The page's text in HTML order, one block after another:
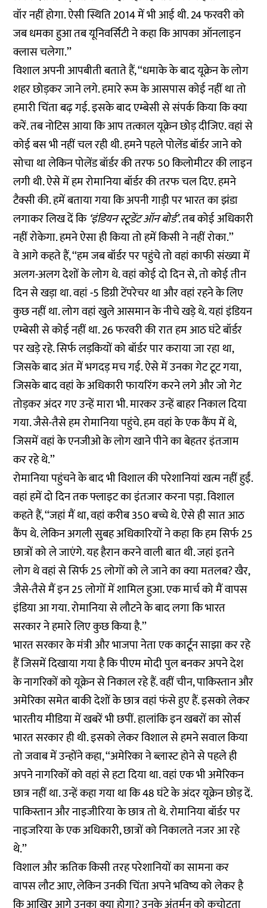
वॉर नहीं होगा. ऐसी स्थिति 2014 में भी आई थी. 24 फरवरी को
जब धमका हुआ तब यूनिवर्सिटी ने कहा कि आपका ऑनलाइन
क्लास चलेगा.’’
विशाल अपनी आपबीती बताते हैं, ‘‘धमाके के बाद यूक्रेन के लोग
शहर छोड़कर जाने लगे. हमारे रूम के आसपास कोई नहीं था तो
हमारी चिंता बढ़ गई. इसके बाद एम्बेसी से संपर्क किया कि क्या
करें. तब नोटिस आया कि आप तत्काल यूक्रेन छोड़ दीजिए. वहां से
कोई बस भी नहीं चल रही थी. हमने पहले पोलेंड बॉर्डर जाने को
सोचा था लेकिन पोलेंड बॉर्डर की तरफ 50 किलोमीटर की लाइन
लगी थी. ऐसे में हम रोमानिया बॉर्डर की तरफ चल दिए. हमने
टैक्सी की. हमें बताया गया कि अपनी गाड़ी पर भारत का झंडा
लगाकर लिख दें कि‘इंडियन स्टूडेंट ऑन बोर्ड’. तब कोई अधिकारी
नहीं रोकेगा. हमने ऐसा ही किया तो हमें किसी ने नहीं रोका.’’
वे आगे कहते हैं, ‘‘हम जब बॉर्डर पर पहुंचे तो वहां काफी संख्या में
अलग-अलग देशों के लोग थे. वहां कोई दो दिन से, तो कोई तीन
दिन से खड़ा था. वहां -5 डिग्री टेंपरेचर था और वहां रहने के लिए
कुछ नहीं था. लोग वहां खुले आसमान के नीचे खड़े थे. यहां इंडियन
एम्बेसी से कोई नहीं था. 26 फरवरी की रात हम आठ घंटे बॉर्डर
पर खड़े रहे. सिर्फ लड़कियों को बॉर्डर पार कराया जा रहा था,
जिसके बाद अंत में भगदड़ मच गई. ऐसे में उनका गेट टूट गया,
जिसके बाद वहां के अधिकारी फायरिंग करने लगे और जो गेट
तोड़कर अंदर गए उन्हें मारा भी. मारकर उन्हें बाहर निकाल दिया
गया. जैसे-तैसे हम रोमानिया पहुंचे. हम वहां के एक कैंप में थे,
जिसमें वहां के एनजीओ के लोग खाने पीने का बेहतर इंतजाम
कर रहे थे.’’
रोमानिया पहुंचने के बाद भी विशाल की परेशानियां खत्म नहीं हुईं.
वहां हमें दो दिन तक फ्लाइट का इंतजार करना पड़ा. विशाल
कहते हैं, ‘‘जहां मैं था, वहां करीब 350 बच्चे थे. ऐसे ही सात आठ
कैंप थे. लेकिन अगली सुबह अधिकारियों ने कहा कि हम सिर्फ 25
छात्रों को ले जाएंगे. यह हैरान करने वाली बात थी. जहां इतने
लोग थे वहां से सिर्फ 25 लोगों को ले जाने का क्या मतलब? खैर,
जैसे-तैसे मैं इन 25 लोगों में शामिल हुआ. एक मार्च को मैं वापस
इंडिया आ गया. रोमानिया से लौटने के बाद लगा कि भारत
सरकार ने हमारे लिए कुछ किया है.’’
भारत सरकार के मंत्री और भाजपा नेता एक कार्टून साझा कर रहे
हैं जिसमें दिखाया गया है कि पीएम मोदी पुल बनकर अपने देश
के नागरिकों को यूक्रेन से निकाल रहे हैं. वहीं चीन, पाकिस्तान और
अमेरिका समेत बाकी देशों के छात्र वहां फंसे हुए हैं. इसको लेकर
भारतीय मीडिया में खबरें भी छपीं. हालांकि इन खबरों का सोर्स
भारत सरकार ही थी. इसको लेकर विशाल से हमने सवाल किया
तो जवाब में उन्होंने कहा, ‘‘अमेरिका ने ब्लास्ट होने से पहले ही
अपने नागरिकों को वहां से हटा दिया था. वहां एक भी अमेरिकन
छात्र नहीं था. उन्हें कहा गया था कि 48 घंटे के अंदर यूक्रेन छोड़ दें.
पाकिस्तान और नाइजीरिया के छात्र तो थे. रोमानिया बॉर्डर पर
नाइजरिया के एक अधिकारी, छात्रों को निकालते नजर आ रहे
थे.’’
विशाल और ऋतिक किसी तरह परेशानियों का सामना कर
वापस लौट आए, लेकिन उनकी चिंता अपने भविष्य को लेकर है